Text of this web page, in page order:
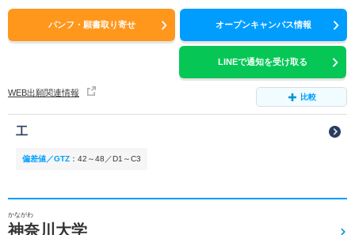
パンフ・願書取り寄せ オープンキャンパス情報
LINEで通知を受け取る
WEB出願関連情報 比較
工
偏差値／GTZ ： 42～48／D1～C3
かながわ
神奈川大学